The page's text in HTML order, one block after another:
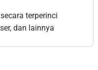
terperinci
dan lainnya